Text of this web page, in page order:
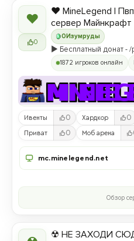
❤
0
0 Изумруды
❤️ MineLegend |
сервер Майнкрафт
▶️ Бесплатный донат -
1872 игроков онлайн
Ивенты 0 Хардкор 0
Приват 0 Моб арена
mc.minelegend.net
Обзор
☢ НЕ ЗАХОДИ